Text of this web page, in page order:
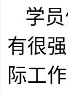
学
有很
际工